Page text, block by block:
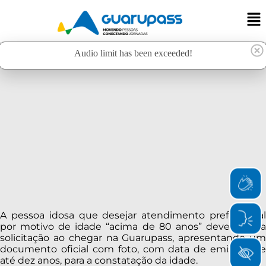
A pessoa idosa que desejar atendimento preferencial
por motivo de idade “acima de 80 anos” deve fazer a
solicitação ao chegar na Guarupass, apresentando um
documento oficial com foto, com data de emissão de
até dez anos, para a constatação da idade.
Audio limit has been exceeded!